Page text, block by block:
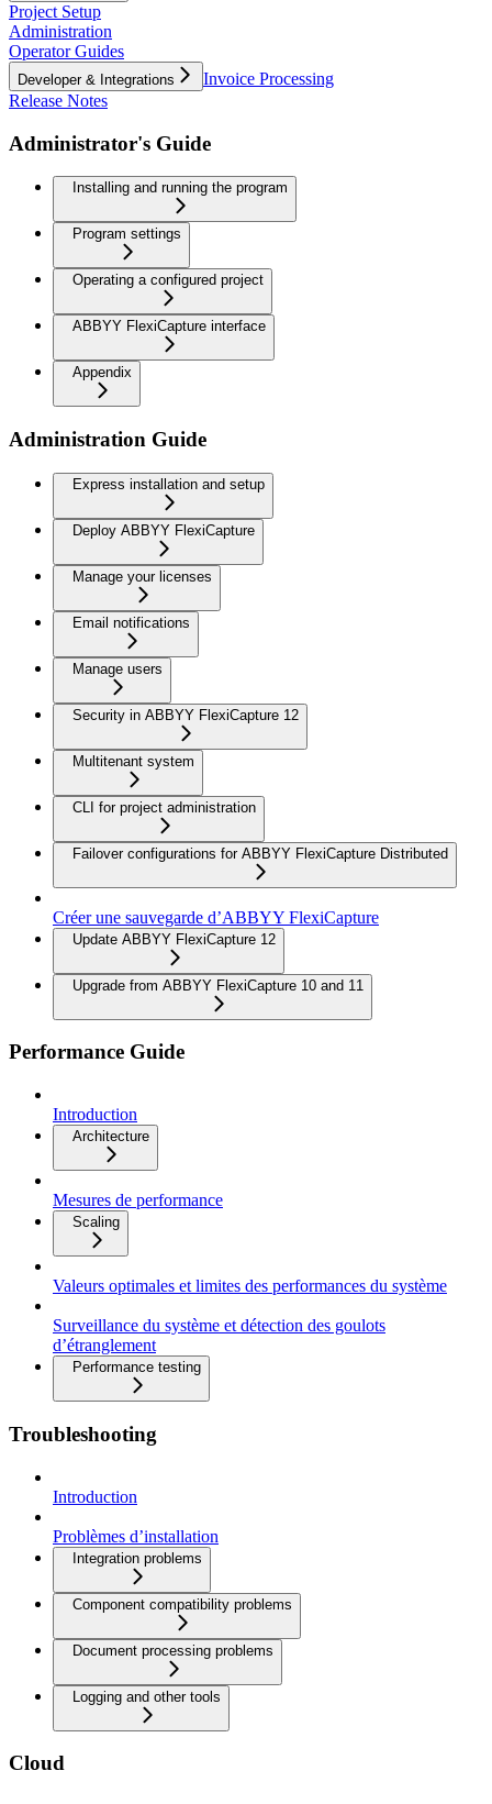
Project Setup
Administration
Operator Guides
Developer & Integrations
Invoice Processing
Release Notes
Administrator's Guide
Installing and running the program
Program settings
Operating a configured project
ABBYY FlexiCapture interface
Appendix
Administration Guide
Express installation and setup
Deploy ABBYY FlexiCapture
Manage your licenses
Email notifications
Manage users
Security in ABBYY FlexiCapture 12
Multitenant system
CLI for project administration
Failover configurations for ABBYY FlexiCapture Distributed
Créer une sauvegarde d’ABBYY FlexiCapture
Update ABBYY FlexiCapture 12
Upgrade from ABBYY FlexiCapture 10 and 11
Performance Guide
Introduction
Architecture
Mesures de performance
Scaling
Valeurs optimales et limites des performances du système
Surveillance du système et détection des goulots
d’étranglement
Performance testing
Troubleshooting
Introduction
Problèmes d’installation
Integration problems
Component compatibility problems
Document processing problems
Logging and other tools
Cloud